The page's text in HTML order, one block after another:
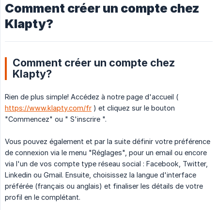
Comment créer un compte chez
Klapty?
Comment créer un compte chez
Klapty?
Rien de plus simple! Accédez à notre page d'accueil (
https://www.klapty.com/fr ) et cliquez sur le bouton
"Commencez" ou " S'inscrire ".
Vous pouvez également et par la suite définir votre préférence
de connexion via le menu "Réglages", pour un email ou encore
via l'un de vos compte type réseau social : Facebook, Twitter,
Linkedin ou Gmail. Ensuite, choisissez la langue d'interface
préférée (français ou anglais) et finaliser les détails de votre
profil en le complétant.